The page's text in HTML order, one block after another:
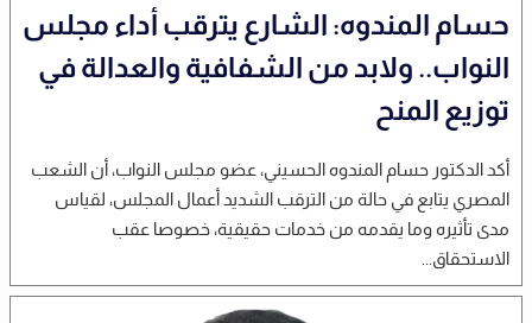
حسام المندوه: الشارع يترقب أداء مجلس
النواب.. ولابد من الشفافية والعدالة في
توزيع المنح
أكد الدكتور حسام المندوه الحسيني، عضو مجلس النواب، أن الشعب
المصري يتابع في حالة من الترقب الشديد أعمال المجلس، لقياس
مدى تأثيره وما يقدمه من خدمات حقيقية، خصوصا عقب
الاستحقاق...